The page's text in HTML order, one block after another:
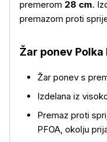
premerom 28 cm.
premazom proti
Žar ponev
Žar ponev s
Izdelana iz
Premaz proti
PFOA, okolju